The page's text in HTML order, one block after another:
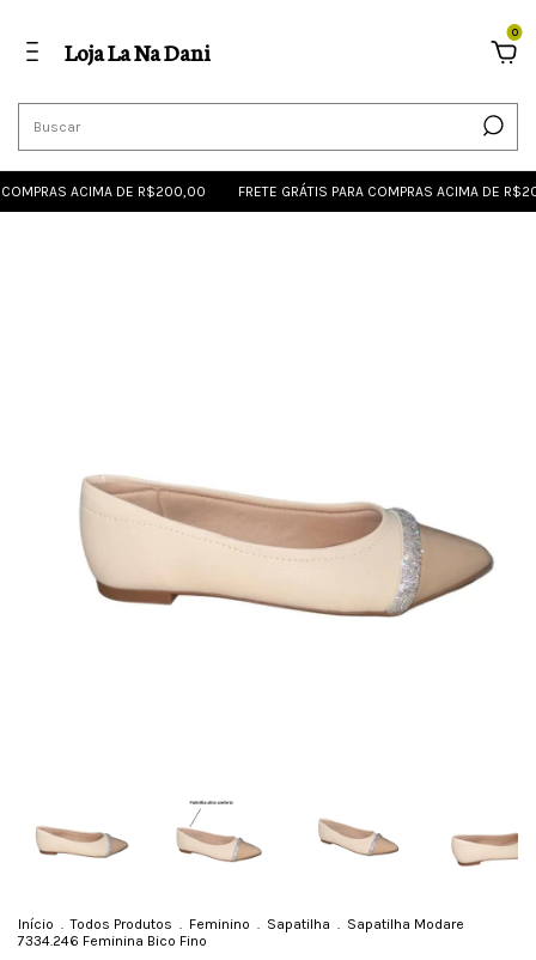
Loja La Na Dani
0
ACIMA DE R$200,00 FRETE GRÁTIS PARA COMPRAS ACIMA DE
Início . Todos Produtos . Feminino . Sapatilha . Sapatilha Modare
7334.246 Feminina Bico Fino